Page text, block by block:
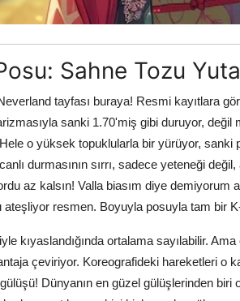
Sahne Tozu
tayfası buraya! Resmi kayıtlara
sanki 1.70'miş gibi duruyor, değil
o yüksek topuklularla bir yürüyor, sanki
durmasının sırrı, sadece yeteneği
az kalsın! Valla biasım diye demiyorum
resmen. Boyuyla posuyla tam bir
kıyaslandığında ortalama sayılabilir.
çeviriyor. Koreografideki hareketleri o
Dünyanın en güzel gülüşlerinden biri